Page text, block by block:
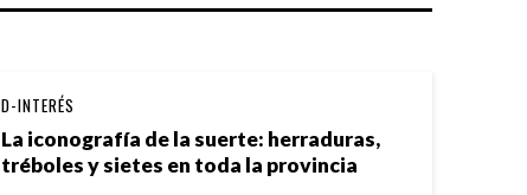
La iconografía de la suerte: herraduras,
tréboles y sietes en toda la provincia
D-INTERÉS